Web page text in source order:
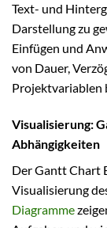
Text- und
Darstellung zu
Einfügen und
von Dauer,
Projektvariablen
Visualisierung:
Abhängigkeiten
Der Gantt Chart
Visualisierung
Diagramme